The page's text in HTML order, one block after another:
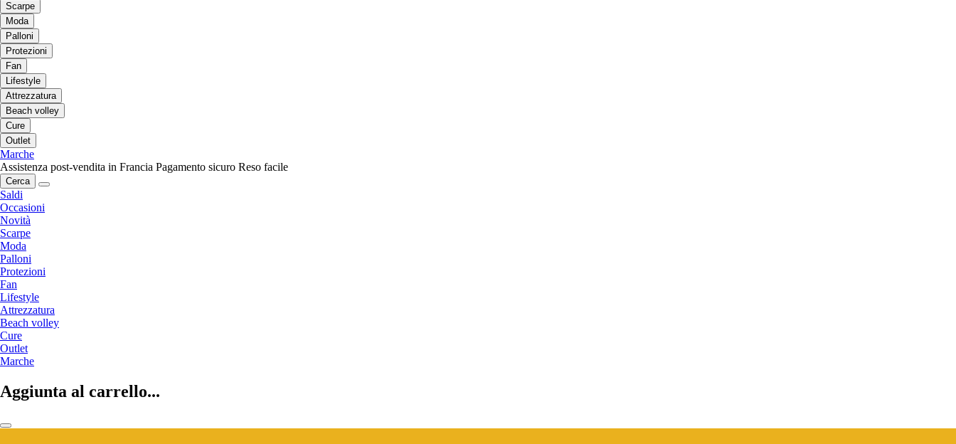
Scarpe
Moda
Palloni
Protezioni
Fan
Lifestyle
Attrezzatura
Beach volley
Cure
Outlet
Marche
Assistenza post-vendita in Francia Pagamento sicuro Reso facile
Cerca
Saldi
Occasioni
Novità
Scarpe
Moda
Palloni
Protezioni
Fan
Lifestyle
Attrezzatura
Beach volley
Cure
Outlet
Marche
Aggiunta al carrello...